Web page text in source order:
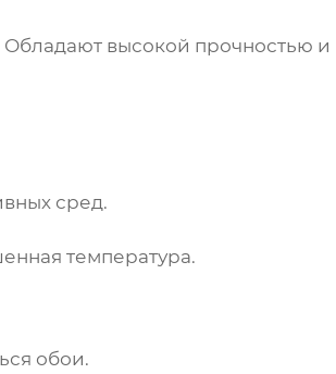
Обладают высокой прочностью и
сред.
температура.
обои.